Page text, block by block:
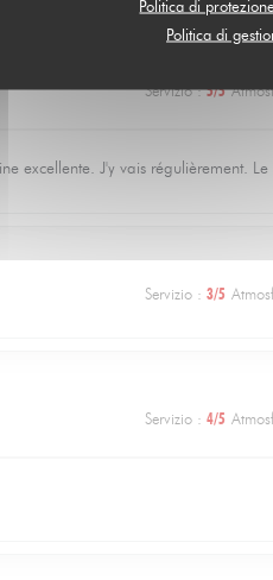
Politica di
Politica di
Servizio: 5/5
excellente. J'y vais régulièrement.
Servizio : 3/5
Servizio : 4/5